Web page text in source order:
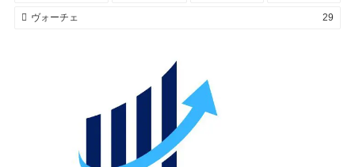
ヴォーチェ 29